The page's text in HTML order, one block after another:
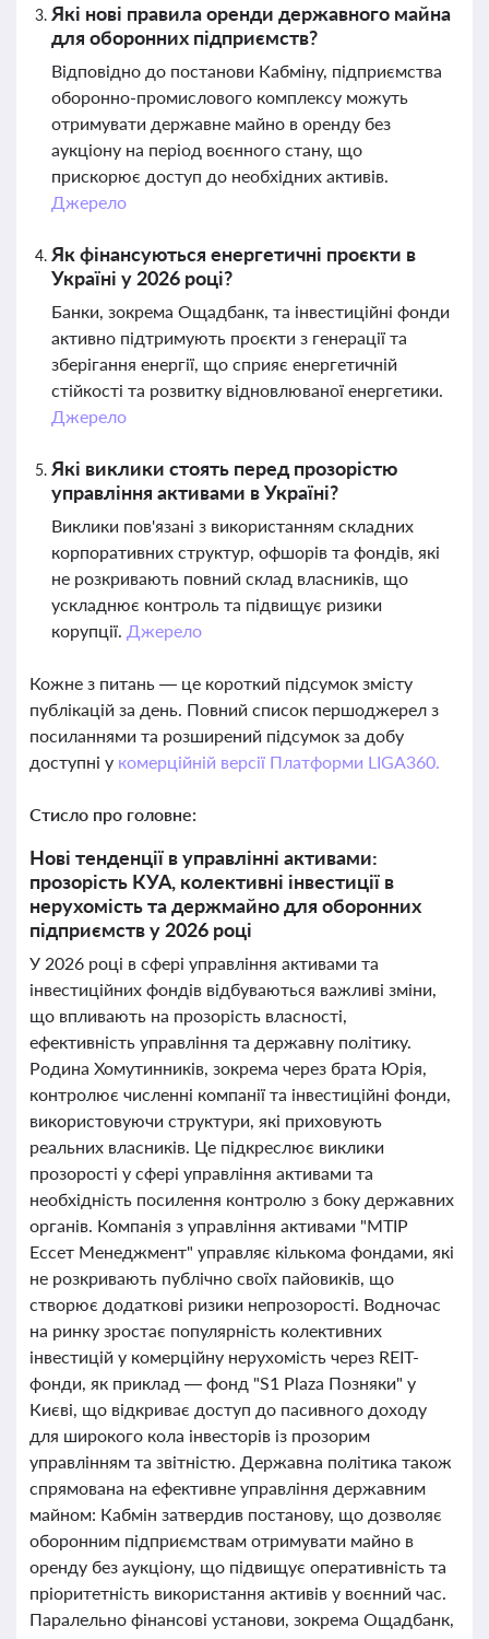
Які нові правила оренди державного майна
для оборонних підприємств?
Відповідно до постанови Кабміну, підприємства
оборонно-промислового комплексу можуть
отримувати державне майно в оренду без
аукціону на період воєнного стану, що
прискорює доступ до необхідних активів.
Джерело
Як фінансуються енергетичні проєкти в
Україні у 2026 році?
Банки, зокрема Ощадбанк, та інвестиційні фонди
активно підтримують проєкти з генерації та
зберігання енергії, що сприяє енергетичній
стійкості та розвитку відновлюваної енергетики.
Джерело
Які виклики стоять перед прозорістю
управління активами в Україні?
Виклики пов'язані з використанням складних
корпоративних структур, офшорів та фондів, які
не розкривають повний склад власників, що
ускладнює контроль та підвищує ризики
корупції. Джерело
Кожне з питань — це короткий підсумок змісту
публікацій за день. Повний список першоджерел з
посиланнями та розширений підсумок за добу
доступні у комерційній версії Платформи LIGA360.
Стисло про головне:
Нові тенденції в управлінні активами:
прозорість КУА, колективні інвестиції в
нерухомість та держмайно для оборонних
підприємств у 2026 році
У 2026 році в сфері управління активами та
інвестиційних фондів відбуваються важливі зміни,
що впливають на прозорість власності,
ефективність управління та державну політику.
Родина Хомутинників, зокрема через брата Юрія,
контролює численні компанії та інвестиційні фонди,
використовуючи структури, які приховують
реальних власників. Це підкреслює виклики
прозорості у сфері управління активами та
необхідність посилення контролю з боку державних
органів. Компанія з управління активами "МТІР
Ессет Менеджмент" управляє кількома фондами, які
не розкривають публічно своїх пайовиків, що
створює додаткові ризики непрозорості. Водночас
на ринку зростає популярність колективних
інвестицій у комерційну нерухомість через REIT-
фонди, як приклад — фонд "S1 Plaza Позняки" у
Києві, що відкриває доступ до пасивного доходу
для широкого кола інвесторів із прозорим
управлінням та звітністю. Державна політика також
спрямована на ефективне управління державним
майном: Кабмін затвердив постанову, що дозволяє
оборонним підприємствам отримувати майно в
оренду без аукціону, що підвищує оперативність та
пріоритетність використання активів у воєнний час.
Паралельно фінансові установи, зокрема Ощадбанк,